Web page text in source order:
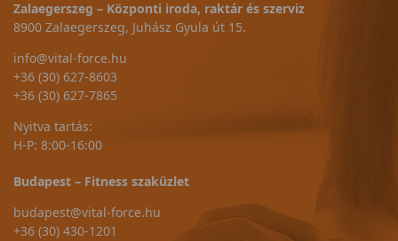
Zalaegerszeg – Központi iroda, raktár és szerviz
8900 Zalaegerszeg, Juhász Gyula út 15.
info@vital-force.hu
+36 (30) 627-8603
+36 (30) 627-7865
Nyitva tartás:
H-P: 8:00-16:00
Budapest – Fitness szaküzlet
budapest@vital-force.hu
+36 (30) 430-1201